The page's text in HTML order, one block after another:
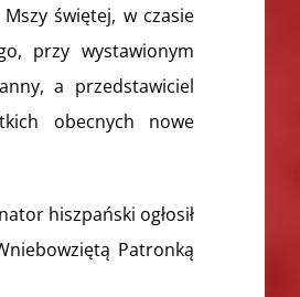
świętej, w czasie
przy wystawionym
a przedstawiciel
obecnych nowe
hiszpański ogłosił
Patronką